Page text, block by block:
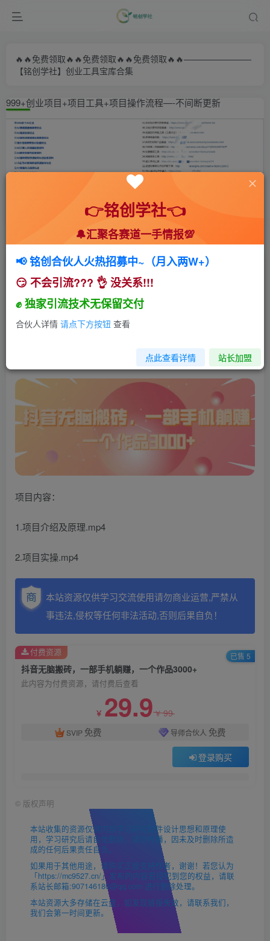
🔥🔥免费领取🔥🔥免费领取🔥🔥免费领取🔥🔥————————
【铭创学社】创业工具宝库合集
999+创业项目+项目工具+项目操作流程—-不间断更新
首页 🍻会员专享 🆓网创项目 正文
抖音无脑搬砖，一部手机躺赚，一个作品3000+
小助手
3年前发布
项目内容：
1.项目介绍及原理.mp4
2.项目实操.mp4
本站资源仅供学习交流使用请勿商业运营,严禁从
事违法,侵权等任何非法活动,否则后果自负！
抖音无脑搬砖，一部手机躺赚，一个作品3000+
此内容为付费资源，请付费后查看
￥ 29.9￥99
SVIP 免费 导师合伙人 免费
登录购买
付费资源 已售 5
© 版权声明
本站收集的资源仅供内部学习研究软件设计思想和原理使
用，学习研究后请自觉删除，请勿传播，因未及时删除所造
成的任何后果责任自负。
如果用于其他用途，请购买正版支持作者，谢谢！若您认为
「https://mc9527.cn/」发布的内容若侵犯到您的权益，请联
系站长邮箱:907146180@qq.com 进行删除处理。
本站资源大多存储在云盘，如发现链接失效，请联系我们，
我们会第一时间更新。
👉铭创学社👈
🔔汇聚各赛道一手情报💯
📢 铭创合伙人火热招募中~（月入两W+）
😏 不会引流??? 👌 没关系!!!
✊ 独家引流技术无保留交付
合伙人详情 请点下方按钮 查看
点此查看详情 站长加盟